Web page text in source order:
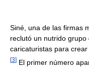
Siné, una de las firmas
reclutó un nutrido
caricaturistas para
[3] El primer número